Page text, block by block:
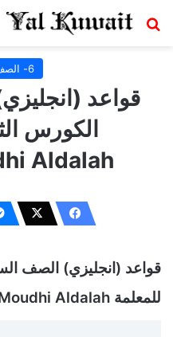
بحث عن
6- الصف السادس
قواعد
الكورس
Aldalah 🌹
قواعد (انجليزي) الصف
للمعلمة Ms.Moudhi Aldalah 🌹